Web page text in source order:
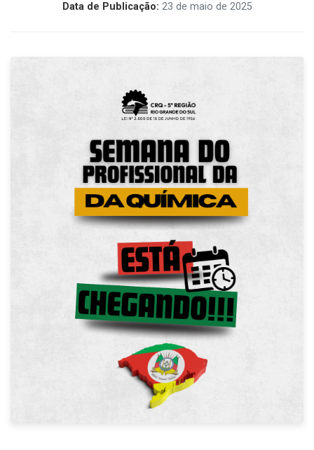
Data de Publicação: 23 de maio de 2025